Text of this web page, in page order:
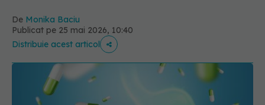
De Monika Baciu
Publicat pe 25 mai 2026, 10:40
Distribuie acest articol